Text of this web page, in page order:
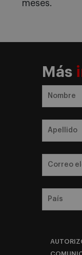
meses.
Más